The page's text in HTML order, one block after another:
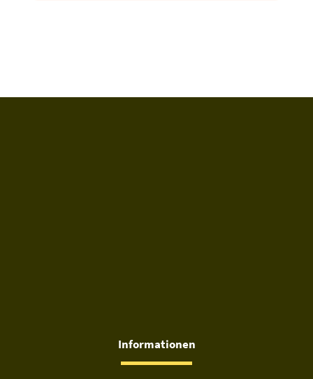
Informationen